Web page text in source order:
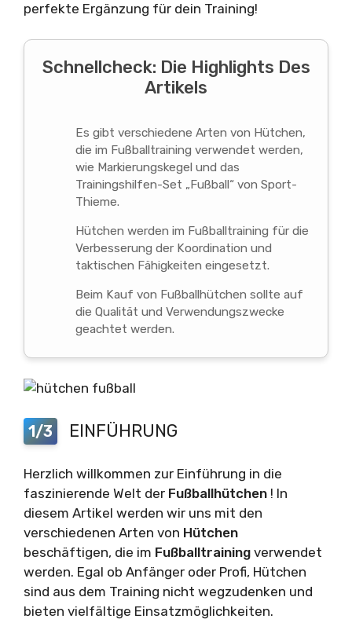
perfekte Ergänzung für dein Training!
Schnellcheck: Die Highlights Des
Artikels
Es gibt verschiedene Arten von Hütchen,
die im Fußballtraining verwendet werden,
wie Markierungskegel und das
Trainingshilfen-Set „Fußball“ von Sport-
Thieme.
Hütchen werden im Fußballtraining für die
Verbesserung der Koordination und
taktischen Fähigkeiten eingesetzt.
Beim Kauf von Fußballhütchen sollte auf
die Qualität und Verwendungszwecke
geachtet werden.
1/3 EINFÜHRUNG
Herzlich willkommen zur Einführung in die
faszinierende Welt der Fußballhütchen ! In
diesem Artikel werden wir uns mit den
verschiedenen Arten von Hütchen
beschäftigen, die im Fußballtraining verwendet
werden. Egal ob Anfänger oder Profi, Hütchen
sind aus dem Training nicht wegzudenken und
bieten vielfältige Einsatzmöglichkeiten.